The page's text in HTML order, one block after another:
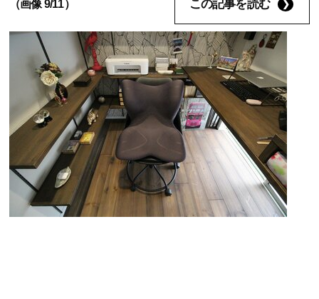
（画像 9/11） この記事を読む